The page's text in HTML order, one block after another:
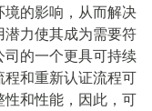
的影响，从而解决
力使其成为需要符
的一个更具可持续
和重新认证流程可
和性能，因此，可